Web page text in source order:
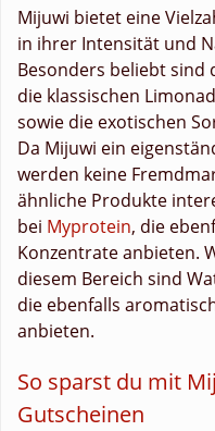
Mijuwi bietet eine
in ihrer Intensität und
Besonders beliebt sind
die klassischen
sowie die exotischen
Da Mijuwi ein
werden keine
ähnliche Produkte
bei Myprotein, die
Konzentrate anbieten.
diesem Bereich sind
die ebenfalls
anbieten.
So sparst du mit
Gutscheinen